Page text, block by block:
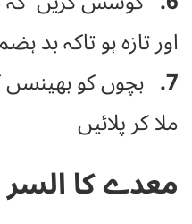
اور تازہ ہو تاکہ
7. بچوں کو بھینسں
ملا کر پلائیں
معدے کا السر